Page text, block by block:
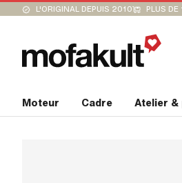
L'ORIGINAL DEPUIS 2010 PLUS
Moteur Cadre Atelier &